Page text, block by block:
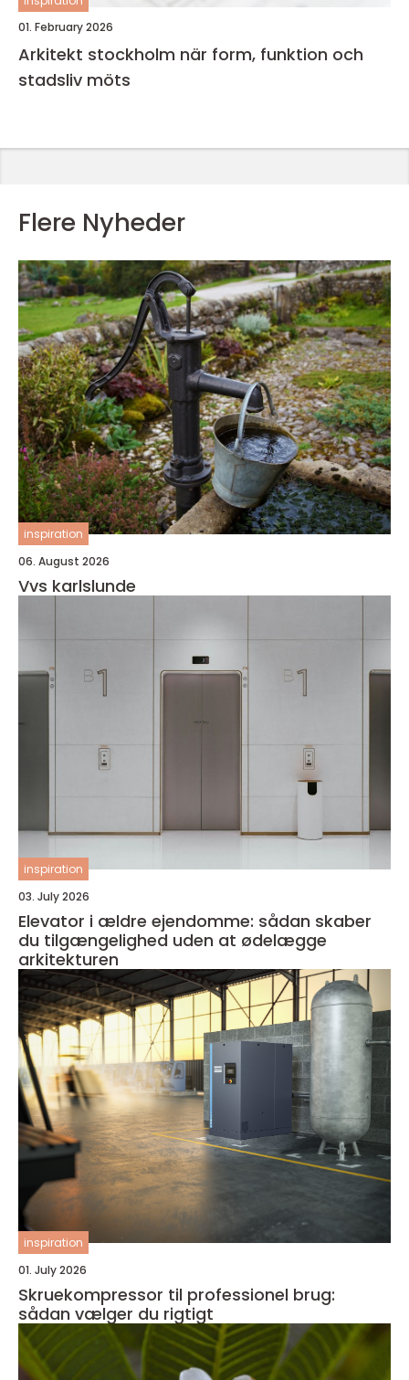
01. February 2026
Arkitekt stockholm när form, funktion och
stadsliv möts
Flere Nyheder
inspiration
06. August 2026
Vvs karlslunde
inspiration
03. July 2026
Elevator i ældre ejendomme: sådan skaber
du tilgængelighed uden at ødelægge
arkitekturen
inspiration
01. July 2026
Skruekompressor til professionel brug:
sådan vælger du rigtigt